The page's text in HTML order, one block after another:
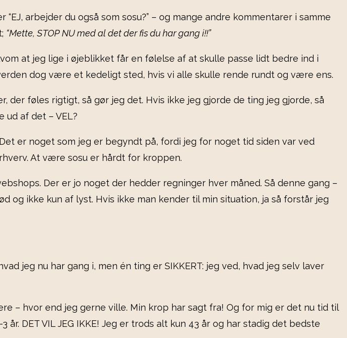
arbejder du også som sosu?” – og mange andre kommentarer i samme
“Mette, STOP NU med al det der fis du har gang i!!”
at jeg lige i øjeblikket får en følelse af at skulle passe lidt bedre ind i
dog være et kedeligt sted, hvis vi alle skulle rende rundt og være ens.
føles rigtigt, så gør jeg det. Hvis ikke jeg gjorde de ting jeg gjorde, så
ud af det – VEL?
er noget som jeg er begyndt på, fordi jeg for noget tid siden var ved
At være sosu er hårdt for kroppen.
Der er jo noget der hedder regninger hver måned. Så denne gang –
og ikke kun af lyst. Hvis ikke man kender til min situation, ja så forstår jeg
jeg nu har gang i, men én ting er SIKKERT: jeg ved, hvad jeg selv laver
– hvor end jeg gerne ville. Min krop har sagt fra! Og for mig er det nu tid til
DET VIL JEG IKKE! Jeg er trods alt kun 43 år og har stadig det bedste